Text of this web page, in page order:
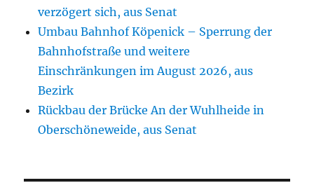
verzögert sich, aus Senat
Umbau Bahnhof Köpenick – Sperrung der
Bahnhofstraße und weitere
Einschränkungen im August 2026, aus
Bezirk
Rückbau der Brücke An der Wuhlheide in
Oberschöneweide, aus Senat